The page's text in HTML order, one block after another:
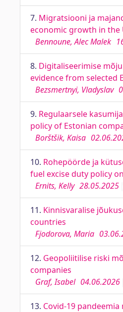
7. Migratsiooni ja
economic growth in the
Bennoune, Alec Malek
8. Digitaliseerimise
evidence from selected
Bezsmertnyi, Vladyslav
9. Regulaarsele
policy of Estonian
Borštšik, Kaisa
10. Rohepöörde ja
fuel excise duty policy
Ernits, Kelly 28.05.2025
11. Kinnisvaralise
countries
Fjodorova, Maria
12. Geopoliitilise riski
companies
Graf, Isabel 04.06.2026
13. Covid-19